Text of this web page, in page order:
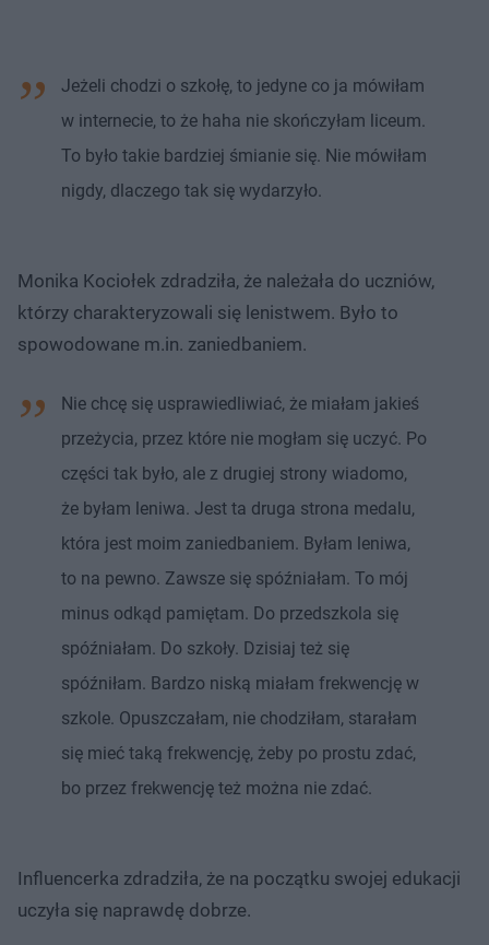
Jeżeli chodzi o szkołę, to jedyne co ja mówiłam
w internecie, to że haha nie skończyłam liceum.
To było takie bardziej śmianie się. Nie mówiłam
nigdy, dlaczego tak się wydarzyło.
Monika Kociołek zdradziła, że należała do uczniów,
którzy charakteryzowali się lenistwem. Było to
spowodowane m.in. zaniedbaniem.
Nie chcę się usprawiedliwiać, że miałam jakieś
przeżycia, przez które nie mogłam się uczyć. Po
części tak było, ale z drugiej strony wiadomo,
że byłam leniwa. Jest ta druga strona medalu,
która jest moim zaniedbaniem. Byłam leniwa,
to na pewno. Zawsze się spóźniałam. To mój
minus odkąd pamiętam. Do przedszkola się
spóźniałam. Do szkoły. Dzisiaj też się
spóźniłam. Bardzo niską miałam frekwencję w
szkole. Opuszczałam, nie chodziłam, starałam
się mieć taką frekwencję, żeby po prostu zdać,
bo przez frekwencję też można nie zdać.
Influencerka zdradziła, że na początku swojej edukacji
uczyła się naprawdę dobrze.